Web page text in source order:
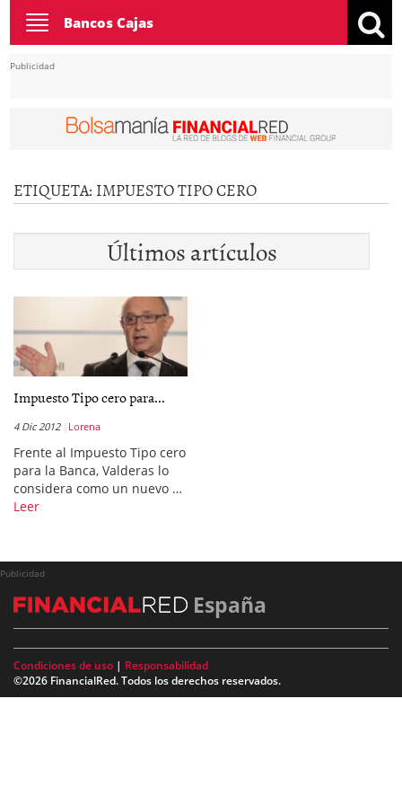
Toggle
navigation
Bancos Cajas
Publicidad
ETIQUETA: IMPUESTO TIPO CERO
Últimos artículos
Impuesto Tipo cero para...
4 Dic 2012 Lorena
Frente al Impuesto Tipo cero
para la Banca, Valderas lo
considera como un nuevo …
Leer
Publicidad
España
Condiciones de uso | Responsabilidad
©2026 FinancialRed. Todos los derechos reservados.